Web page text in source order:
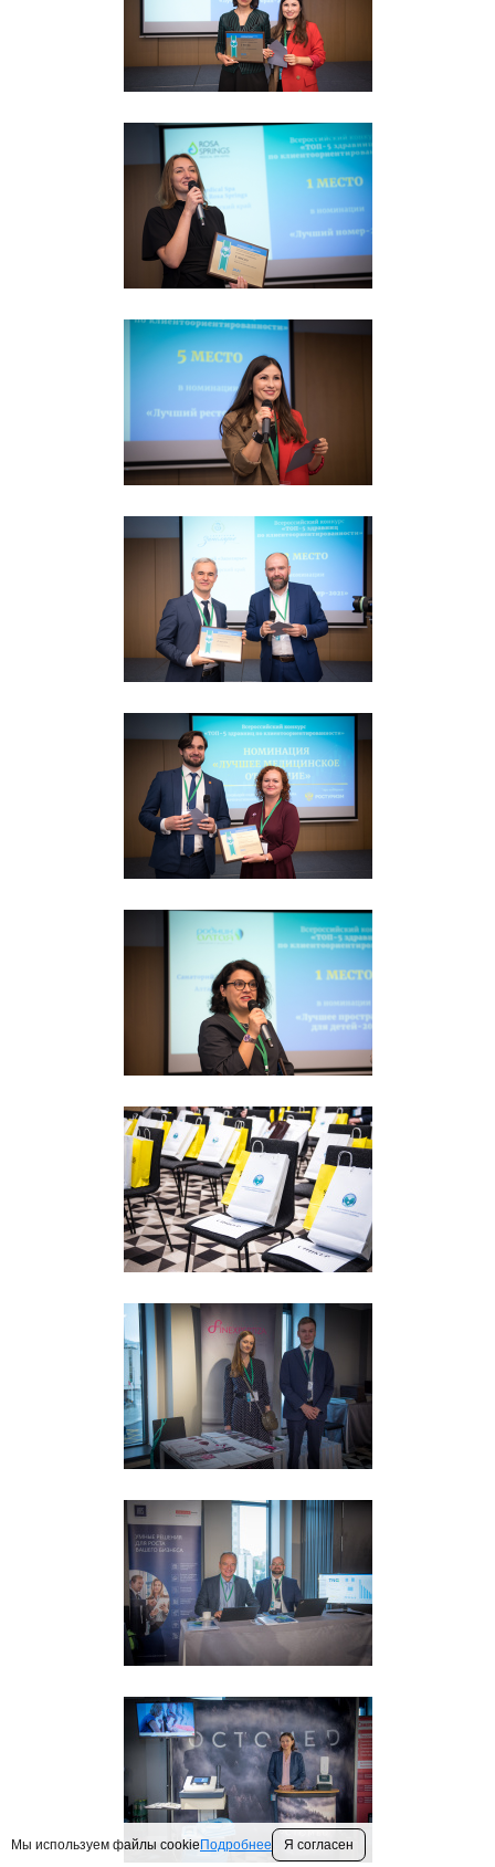
Мы используем файлы cookieПодробнее Я согласен